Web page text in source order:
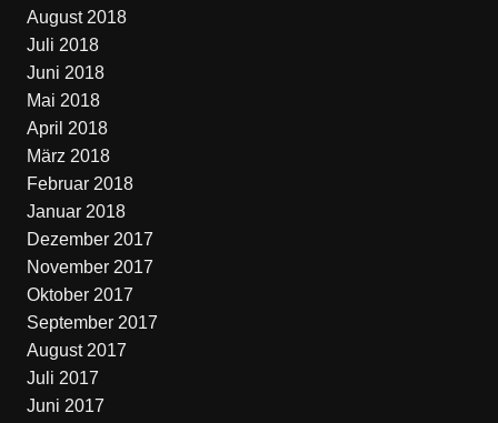
August 2018
Juli 2018
Juni 2018
Mai 2018
April 2018
März 2018
Februar 2018
Januar 2018
Dezember 2017
November 2017
Oktober 2017
September 2017
August 2017
Juli 2017
Juni 2017